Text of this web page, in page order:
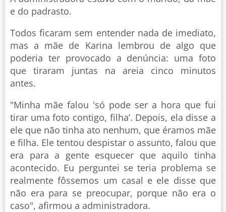
e do padrasto.
Todos ficaram sem entender nada de imediato,
mas a mãe de Karina lembrou de algo que
poderia ter provocado a denúncia: uma foto
que tiraram juntas na areia cinco minutos
antes.
"Minha mãe falou 'só pode ser a hora que fui
tirar uma foto contigo, filha’. Depois, ela disse a
ele que não tinha ato nenhum, que éramos mãe
e filha. Ele tentou despistar o assunto, falou que
era para a gente esquecer que aquilo tinha
acontecido. Eu perguntei se teria problema se
realmente fôssemos um casal e ele disse que
não era para se preocupar, porque não era o
caso", afirmou a administradora.